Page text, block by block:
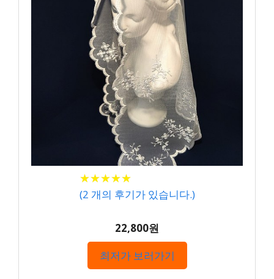
★★★★★
★★★★★
(2 개의 후기가 있습니다.)
22,800원
최저가 보러가기